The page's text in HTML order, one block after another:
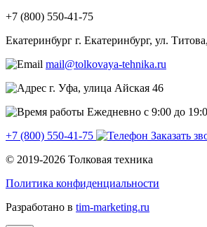
+7 (800) 550‑41‑75
Екатеринбург г. Екатеринбург, ул.
mail@tolkovaya-tehnika.ru
г. Уфа, улица Айская 46
Ежедневно с 9:00 до
+7 (800) 550‑41‑75
Заказать
© 2019-2026 Толковая техника
Политика конфиденциальности
Разработано в tim-marketing.ru